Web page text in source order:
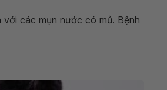
các mụn nước có mủ. Bệnh